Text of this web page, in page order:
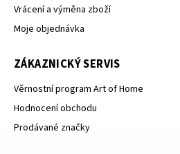
Vrácení a výměna zboží
Moje objednávka
ZÁKAZNICKÝ SERVIS
Věrnostní program Art of Home
Hodnocení obchodu
Prodávané značky